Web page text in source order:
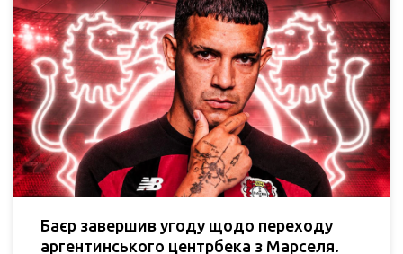
Баєр завершив угоду щодо переходу
аргентинського центрбека з Марселя.